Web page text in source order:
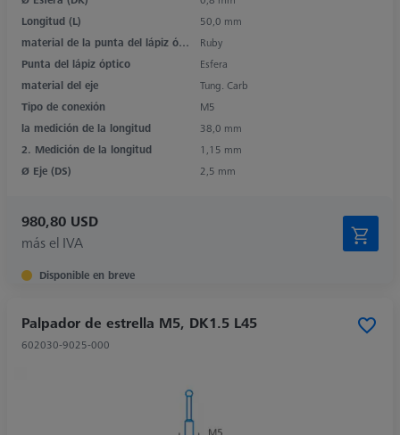
Longitud (L)
50,0 mm
material de la punta del lápiz óptico
Ruby
Punta del lápiz óptico
Esfera
material del eje
Tung. Carb
Tipo de conexión
M5
la medición de la longitud
38,0 mm
2. Medición de la longitud
1,15 mm
Ø Eje (DS)
2,5 mm
980,80 USD
más el IVA
Disponible en breve
Palpador de estrella M5, DK1.5 L45
602030-9025-000